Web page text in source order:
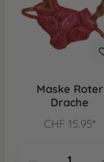
Maske Roter
Drache
CHF 15.95*